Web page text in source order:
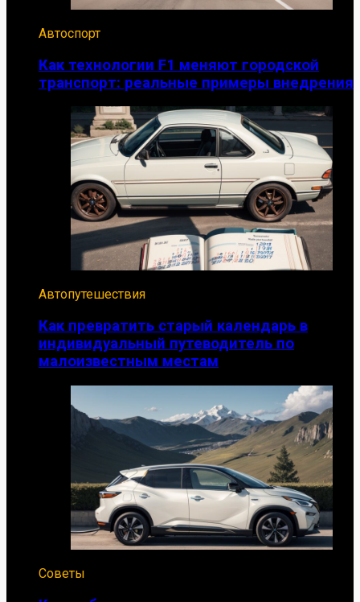
Автоспорт
Как технологии F1 меняют городской
транспорт: реальные примеры внедрения
Автопутешествия
Как превратить старый календарь в
индивидуальный путеводитель по
малоизвестным местам
Советы